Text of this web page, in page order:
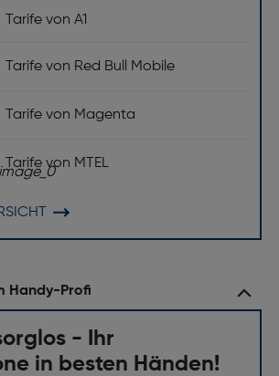
Tarife von A1
Tarife von Red Bull Mobile
Tarife von Magenta
Tarife von MTEL
Handy-Profi
- Ihr
in besten Händen!